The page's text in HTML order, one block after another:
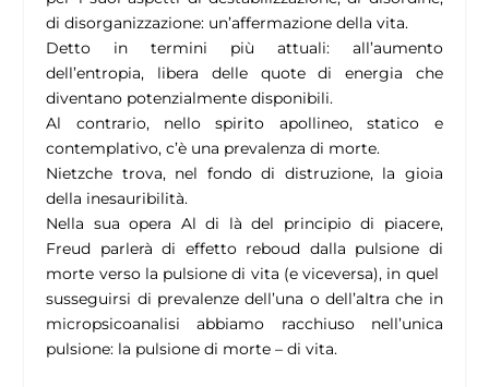
di disorganizzazione: un’affermazione della vita.
Detto in termini più attuali: all’aumento
dell’entropia, libera delle quote di energia che
diventano potenzialmente disponibili.
Al contrario, nello spirito apollineo, statico e
contemplativo, c’è una prevalenza di morte.
Nietzche trova, nel fondo di distruzione, la gioia
della inesauribilità.
Nella sua opera Al di là del principio di piacere,
Freud parlerà di effetto reboud dalla pulsione di
morte verso la pulsione di vita (e viceversa), in quel
susseguirsi di prevalenze dell’una o dell’altra che in
micropsicoanalisi abbiamo racchiuso nell’unica
pulsione: la pulsione di morte – di vita.